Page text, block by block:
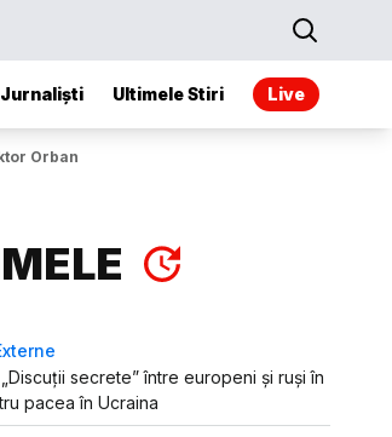
Jurnaliști Ultimele Stiri Live
Orban
secrete” între europeni și ruși în
pacea în Ucraina